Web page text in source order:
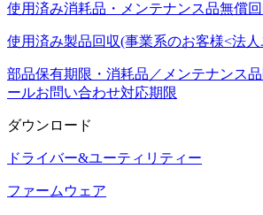
使用済み消耗品・メンテナンス品無償
使用済み製品回収(事業系のお客様<法
部品保有期限・消耗品／メンテナンス
ールお問い合わせ対応期限
ダウンロード
ドライバー&ユーティリティー
ファームウェア